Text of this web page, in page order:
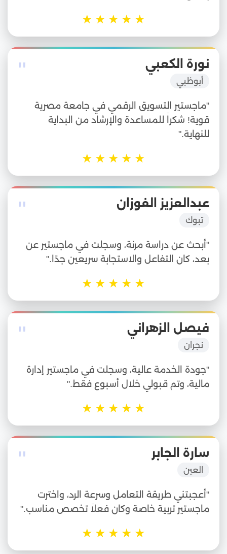
★
★
★
★
★
" نورة الكعبي
أبوظبي
"ماجستير التسويق الرقمي في جامعة مصرية
قوية! شكراً للمساعدة والإرشاد من البداية
للنهاية."
★
★
★
★
★
" عبدالعزيز الفوزان
تبوك
"أبحث عن دراسة مرنة، وسجلت في ماجستير عن
بعد، كان التفاعل والاستجابة سريعين جدًا."
★
★
★
★
★
" فيصل الزهراني
نجران
"جودة الخدمة عالية، وسجلت في ماجستير إدارة
مالية، وتم قبولي خلال أسبوع فقط."
★
★
★
★
★
" سارة الجابر
العين
"أعجبتني طريقة التعامل وسرعة الرد، واخترت
ماجستير تربية خاصة وكان فعلاً تخصص مناسب."
★
★
★
★
★